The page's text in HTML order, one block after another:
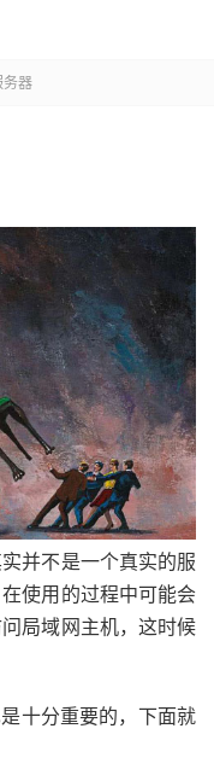
务器
并不是一个真实的服
使用的过程中可能会
局域网主机，这时候
十分重要的，下面就